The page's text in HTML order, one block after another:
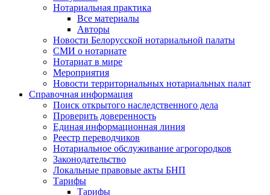
Нотариальная практика
Все материалы
Авторы
Новости Белорусской нотариальной палаты
СМИ о нотариате
Нотариат в мире
Мероприятия
Новости территориальных нотариальных палат
Справочная информация
Поиск открытого наследственного дела
Проверить доверенность
Единая информационная линия
Реестр переводчиков
Нотариальное обслуживание агрогородков
Законодательство
Локальные правовые акты БНП
Тарифы
Тарифы